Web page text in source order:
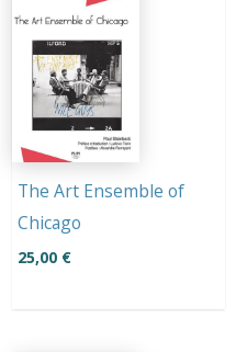
The Art Ensemble of
Chicago
25,00 €